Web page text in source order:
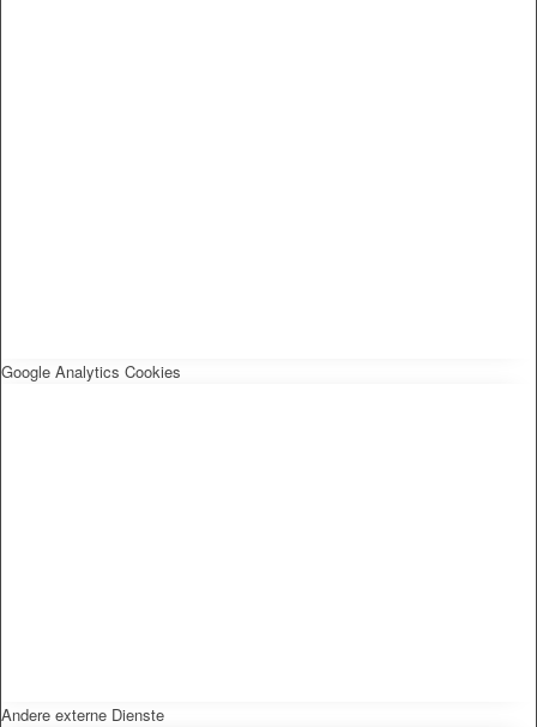
Google Analytics Cookies
Andere externe Dienste